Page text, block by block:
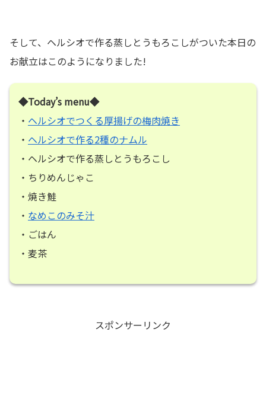
そして、ヘルシオで作る蒸しとうもろこしがついた本日の
お献立はこのようになりました!
◆Today’s menu◆
・ ヘルシオでつくる厚揚げの梅肉焼き
・ ヘルシオで作る2種のナムル
・ヘルシオで作る蒸しとうもろこし
・ちりめんじゃこ
・焼き鮭
・ なめこのみそ汁
・ごはん
・麦茶
スポンサーリンク